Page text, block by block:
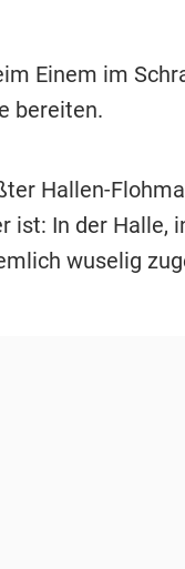
Einem im
bereiten.
Hallen-
ist: In der Halle,
wuselig